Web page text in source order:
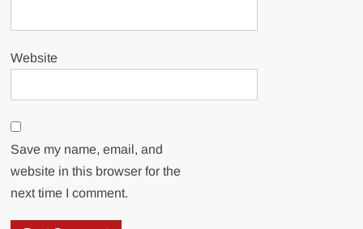
Website
Save my name, email, and
website in this browser for the
next time I comment.